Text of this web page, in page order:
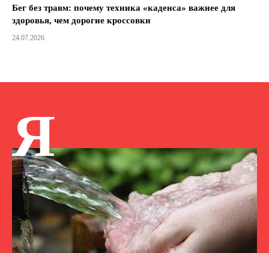
Бег без травм: почему техника «каденса» важнее для
здоровья, чем дорогие кроссовки
24.07.2026
Я